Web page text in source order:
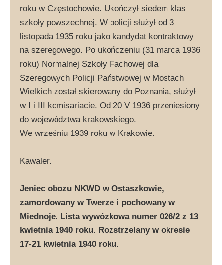
roku w Częstochowie. Ukończył siedem klas
szkoły powszechnej. W policji służył od 3
listopada 1935 roku jako kandydat kontraktowy
na szeregowego. Po ukończeniu (31 marca 1936
roku) Normalnej Szkoły Fachowej dla
Szeregowych Policji Państwowej w Mostach
Wielkich został skierowany do Poznania, służył
w I i III komisariacie. Od 20 V 1936 przeniesiony
do województwa krakowskiego.
We wrześniu 1939 roku w Krakowie.
Kawaler.
Jeniec obozu NKWD w Ostaszkowie,
zamordowany w Twerze i pochowany w
Miednoje. Lista wywózkowa numer 026/2 z 13
kwietnia 1940 roku. Rozstrzelany w okresie
17-21 kwietnia 1940 roku.